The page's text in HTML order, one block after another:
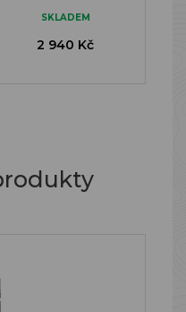
SKLADEM
2 940 Kč